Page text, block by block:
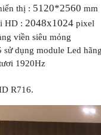
thị : 5120*2560 mm
HD : 2048x1024pixel
viền siêu mỏng
sử dụng module Led
1920Hz
R716.